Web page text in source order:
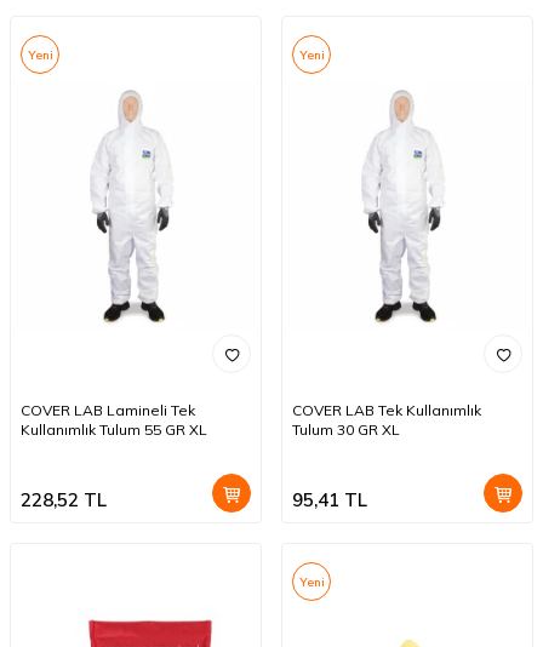
Yeni
COVER LAB Lamineli Tek
Kullanımlık Tulum 55 GR XL
228,52 TL
Yeni
COVER LAB Tek Kullanımlık
Tulum 30 GR XL
95,41 TL
Yeni